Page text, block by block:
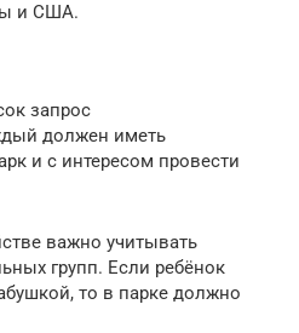
и США.
запрос
должен иметь
и с интересом провести
важно учитывать
групп. Если ребёнок
то в парке должно